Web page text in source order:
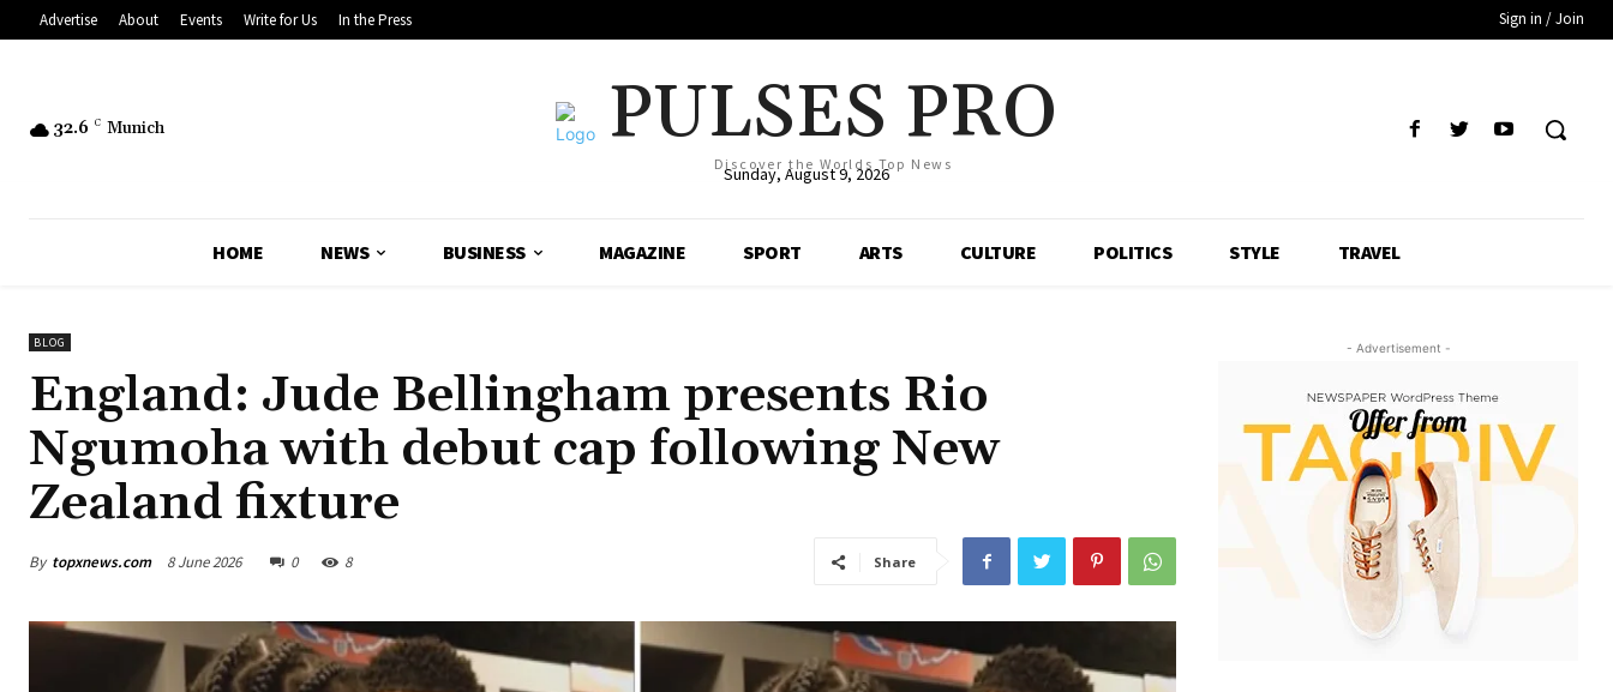
Advertise About Events Write for Us In the Press Sign in / Join
32.6 C Munich PULSES PRO
Discover the Worlds Top News
Sunday, August 9, 2026
HOME NEWS BUSINESS MAGAZINE SPORT ARTS CULTURE POLITICS STYLE TRAVEL
BLOG
England: Jude Bellingham presents Rio
Ngumoha with debut cap following New
Zealand fixture
By topxnews.com 8 June 2026 0 8 Share
- Advertisement -